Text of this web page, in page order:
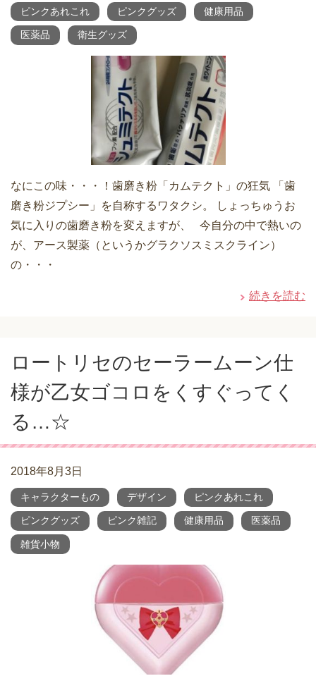
ピンクあれこれ ピンクグッズ 健康用品
医薬品 衛生グッズ
なにこの味・・・！歯磨き粉「カムテクト」の狂気 「歯
磨き粉ジプシー」を自称するワタクシ。 しょっちゅうお
気に入りの歯磨き粉を変えますが、 今自分の中で熱いの
が、アース製薬（というかグラクソスミスクライン）
の・・・
続きを読む
ロートリセのセーラームーン仕
様が乙女ゴコロをくすぐってく
る…☆
2018年8月3日
キャラクターもの デザイン ピンクあれこれ
ピンクグッズ ピンク雑記 健康用品 医薬品
雑貨小物